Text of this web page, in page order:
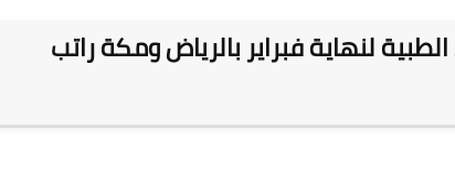
لنهاية فبراير بالرياض ومكة راتب